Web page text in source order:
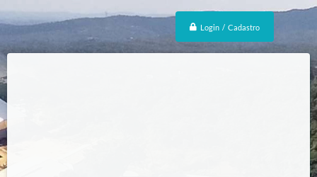
Login / Cadastro